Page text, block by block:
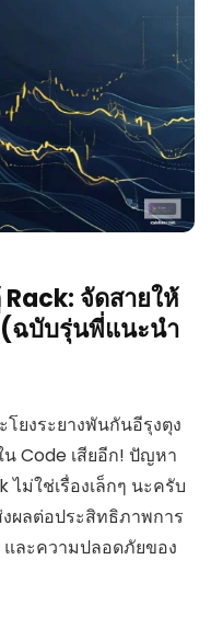
จัดสายให้
ฉบับรุ่นพี่แนะนำ
โยงระยางพันกันอีรุงตุง
น Code เสียอีก! ปัญหา
ไม่ใช่เรื่องเล็กๆ นะครับ
ผลต่อประสิทธิภาพการ
และความปลอดภัยของ